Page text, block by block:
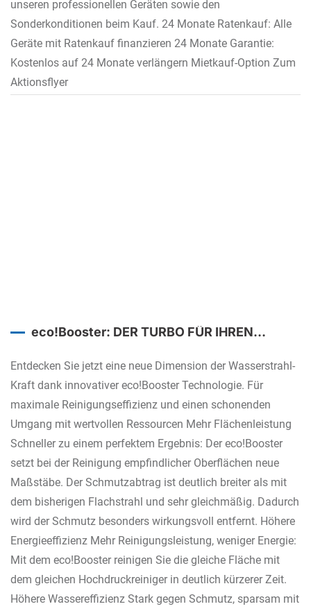
unseren professionellen Geräten sowie den
Sonderkonditionen beim Kauf. 24 Monate Ratenkauf: Alle
Geräte mit Ratenkauf finanzieren 24 Monate Garantie:
Kostenlos auf 24 Monate verlängern Mietkauf-Option Zum
Aktionsflyer
eco!Booster: DER TURBO FÜR IHREN
Entdecken Sie jetzt eine neue Dimension der Wasserstrahl-
Kraft dank innovativer eco!Booster Technologie. Für
maximale Reinigungseffizienz und einen schonenden
Umgang mit wertvollen Ressourcen Mehr Flächenleistung
Schneller zu einem perfektem Ergebnis: Der eco!Booster
setzt bei der Reinigung empfindlicher Oberflächen neue
Maßstäbe. Der Schmutzabtrag ist deutlich breiter als mit
dem bisherigen Flachstrahl und sehr gleichmäßig. Dadurch
wird der Schmutz besonders wirkungsvoll entfernt. Höhere
Energieeffizienz Mehr Reinigungsleistung, weniger Energie:
Mit dem eco!Booster reinigen Sie die gleiche Fläche mit
dem gleichen Hochdruckreiniger in deutlich kürzerer Zeit.
Höhere Wassereffizienz Stark gegen Schmutz, sparsam mit